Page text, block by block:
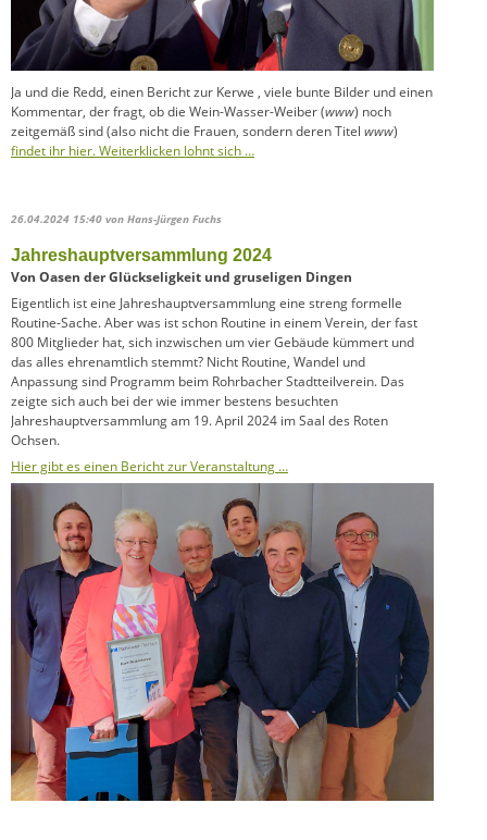
Ja und die Redd, einen Bericht zur Kerwe , viele bunte Bilder und einen
Kommentar, der fragt, ob die Wein-Wasser-Weiber (www) noch
zeitgemäß sind (also nicht die Frauen, sondern deren Titel www)
findet ihr hier. Weiterklicken lohnt sich …
26.04.2024 15:40 von Hans-Jürgen Fuchs
Jahreshauptversammlung 2024
Von Oasen der Glückseligkeit und gruseligen Dingen
Eigentlich ist eine Jahreshauptversammlung eine streng formelle
Routine-Sache. Aber was ist schon Routine in einem Verein, der fast
800 Mitglieder hat, sich inzwischen um vier Gebäude kümmert und
das alles ehrenamtlich stemmt? Nicht Routine, Wandel und
Anpassung sind Programm beim Rohrbacher Stadtteilverein. Das
zeigte sich auch bei der wie immer bestens besuchten
Jahreshauptversammlung am 19. April 2024 im Saal des Roten
Ochsen.
Hier gibt es einen Bericht zur Veranstaltung …